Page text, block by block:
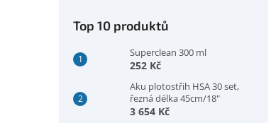
Top 10 produktů
Superclean 300 ml
252 Kč
Aku plotostřih HSA 30 set,
řezná délka 45cm/18"
3 654 Kč